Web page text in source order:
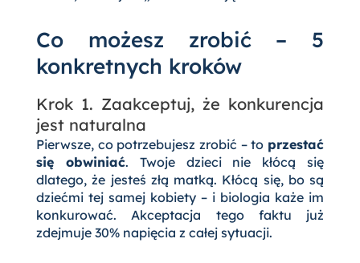
Co możesz zrobić – 5
konkretnych kroków
Krok 1. Zaakceptuj, że konkurencja
jest naturalna
Pierwsze, co potrzebujesz zrobić – to przestać
się obwiniać. Twoje dzieci nie kłócą się
dlatego, że jesteś złą matką. Kłócą się, bo są
dziećmi tej samej kobiety – i biologia każe im
konkurować. Akceptacja tego faktu już
zdejmuje 30% napięcia z całej sytuacji.